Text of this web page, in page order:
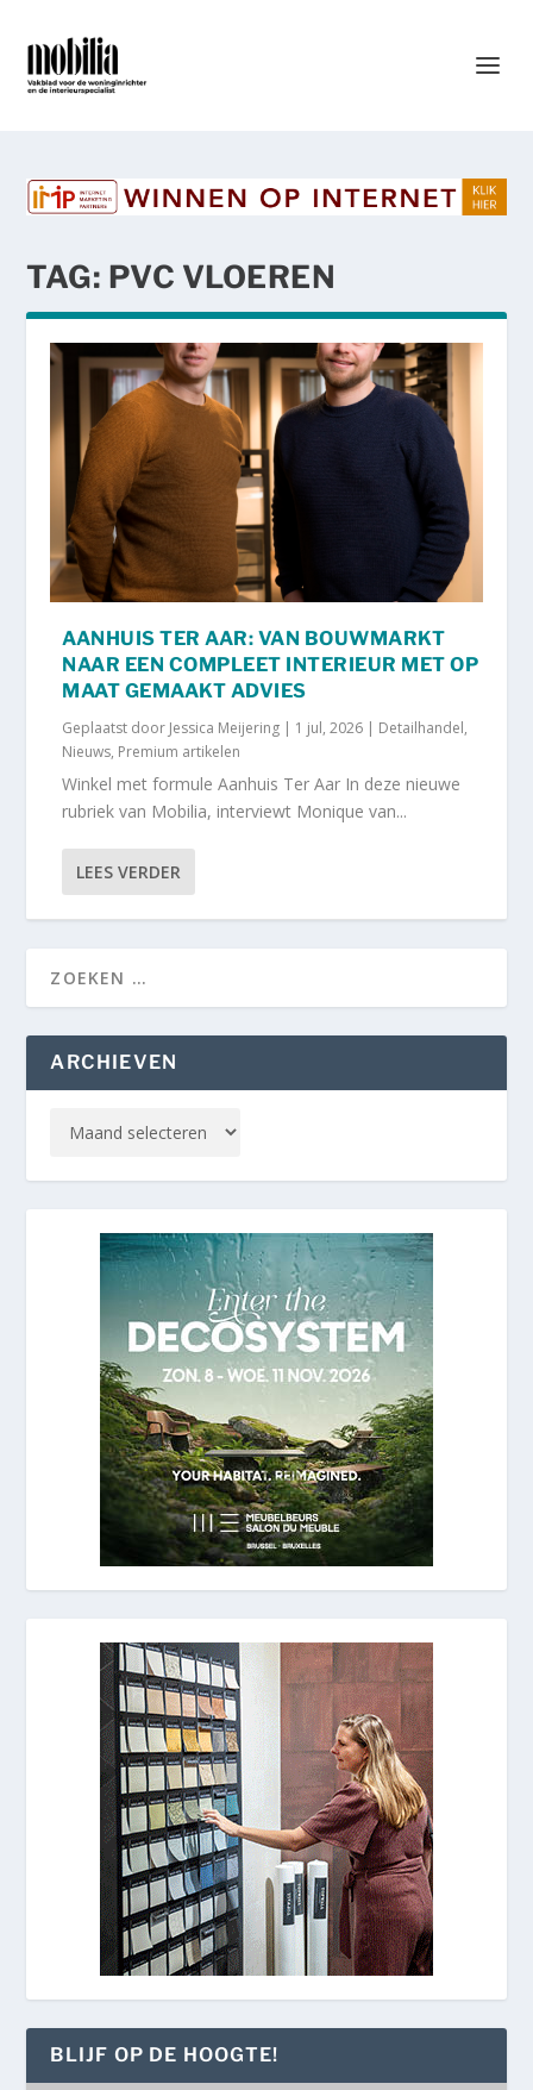
TAG: PVC VLOEREN
AANHUIS TER AAR: VAN BOUWMARKT
NAAR EEN COMPLEET INTERIEUR MET OP
MAAT GEMAAKT ADVIES
Geplaatst door Jessica Meijering | 1 jul, 2026 | Detailhandel,
Nieuws, Premium artikelen
Winkel met formule Aanhuis Ter Aar In deze nieuwe
rubriek van Mobilia, interviewt Monique van...
LEES VERDER
ARCHIEVEN
BLIJF OP DE HOOGTE!